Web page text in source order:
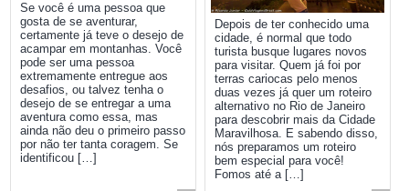
Se você é uma pessoa que
gosta de se aventurar,
certamente já teve o desejo de
acampar em montanhas. Você
pode ser uma pessoa
extremamente entregue aos
desafios, ou talvez tenha o
desejo de se entregar a uma
aventura como essa, mas
ainda não deu o primeiro passo
por não ter tanta coragem. Se
identificou […]
Depois de ter conhecido uma
cidade, é normal que todo
turista busque lugares novos
para visitar. Quem já foi por
terras cariocas pelo menos
duas vezes já quer um roteiro
alternativo no Rio de Janeiro
para descobrir mais da Cidade
Maravilhosa. E sabendo disso,
nós preparamos um roteiro
bem especial para você!
Fomos até a […]